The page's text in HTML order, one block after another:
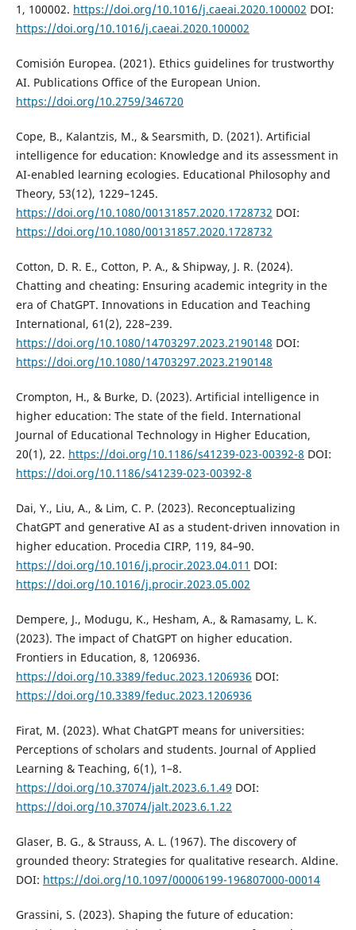
1, 100002. https://doi.org/10.1016/j.caeai.2020.100002 DOI:
https://doi.org/10.1016/j.caeai.2020.100002
Comisión Europea. (2021). Ethics guidelines for trustworthy
AI. Publications Office of the European Union.
https://doi.org/10.2759/346720
Cope, B., Kalantzis, M., & Searsmith, D. (2021). Artificial
intelligence for education: Knowledge and its assessment in
AI-enabled learning ecologies. Educational Philosophy and
Theory, 53(12), 1229–1245.
https://doi.org/10.1080/00131857.2020.1728732 DOI:
https://doi.org/10.1080/00131857.2020.1728732
Cotton, D. R. E., Cotton, P. A., & Shipway, J. R. (2024).
Chatting and cheating: Ensuring academic integrity in the
era of ChatGPT. Innovations in Education and Teaching
International, 61(2), 228–239.
https://doi.org/10.1080/14703297.2023.2190148 DOI:
https://doi.org/10.1080/14703297.2023.2190148
Crompton, H., & Burke, D. (2023). Artificial intelligence in
higher education: The state of the field. International
Journal of Educational Technology in Higher Education,
20(1), 22. https://doi.org/10.1186/s41239-023-00392-8 DOI:
https://doi.org/10.1186/s41239-023-00392-8
Dai, Y., Liu, A., & Lim, C. P. (2023). Reconceptualizing
ChatGPT and generative AI as a student-driven innovation in
higher education. Procedia CIRP, 119, 84–90.
https://doi.org/10.1016/j.procir.2023.04.011 DOI:
https://doi.org/10.1016/j.procir.2023.05.002
Dempere, J., Modugu, K., Hesham, A., & Ramasamy, L. K.
(2023). The impact of ChatGPT on higher education.
Frontiers in Education, 8, 1206936.
https://doi.org/10.3389/feduc.2023.1206936 DOI:
https://doi.org/10.3389/feduc.2023.1206936
Firat, M. (2023). What ChatGPT means for universities:
Perceptions of scholars and students. Journal of Applied
Learning & Teaching, 6(1), 1–8.
https://doi.org/10.37074/jalt.2023.6.1.49 DOI:
https://doi.org/10.37074/jalt.2023.6.1.22
Glaser, B. G., & Strauss, A. L. (1967). The discovery of
grounded theory: Strategies for qualitative research. Aldine.
DOI: https://doi.org/10.1097/00006199-196807000-00014
Grassini, S. (2023). Shaping the future of education: